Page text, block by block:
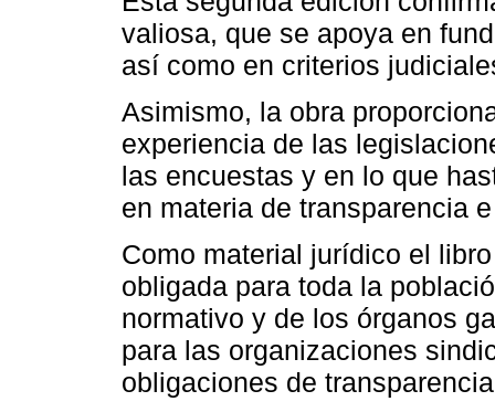
valiosa, que se apoya en
así como en criterios
Asimismo, la obra
experiencia de las
las encuestas y en lo que
en materia de transparencia
Como material jurídico el
obligada para toda la
normativo y de los órganos
para las organizaciones
obligaciones de